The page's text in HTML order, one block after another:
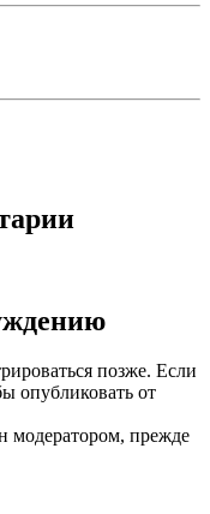
позже. Если
опубликовать от
модератором, прежде